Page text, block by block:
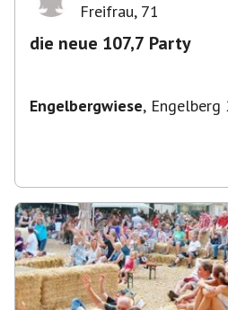
Freifrau, 71
die neue 107,7 Party
Engelbergwiese, Engelberg